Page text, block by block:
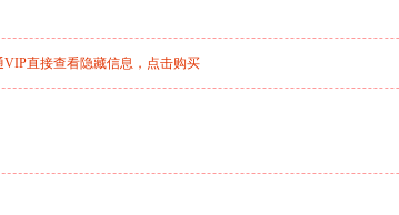
直接查看隐藏信息， 点击购买